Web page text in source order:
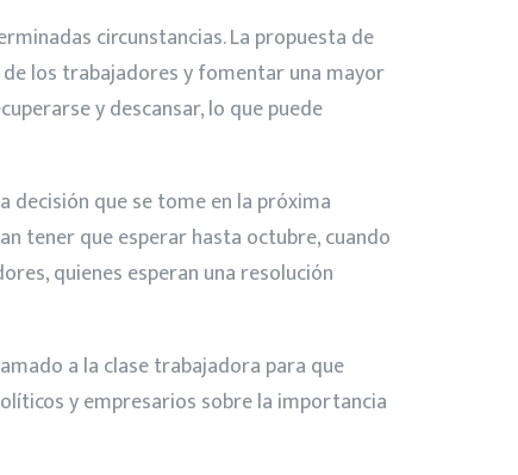
circunstancias. La propuesta de
los trabajadores y fomentar una mayor
y descansar, lo que puede
decisión que se tome en la próxima
tener que esperar hasta octubre, cuando
quienes esperan una resolución
a la clase trabajadora para que
y empresarios sobre la importancia